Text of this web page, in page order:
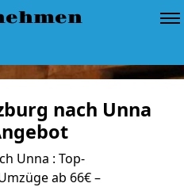
nach Unna
Unna : Top-
ab 66€ –